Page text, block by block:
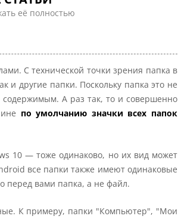
её полностью
С технической точки зрения папка в
и другие папки. Поскольку папка это не
содержимым. А раз так, то и совершенно
по умолчанию значки всех папок
10 — тоже одинаково, но их вид может
все папки также имеют одинаковые
перед вами папка, а не файл.
К примеру, папки "Компьютер", "Мои